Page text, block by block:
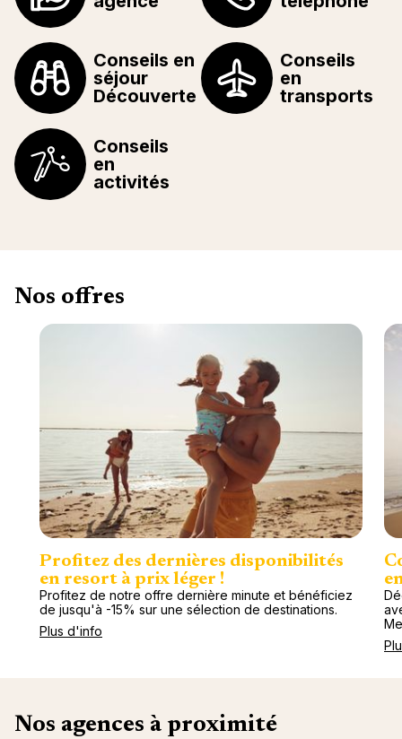
Conseils en
séjour
Découverte
Conseils
en
transports
Conseils
en
activités
Nos offres
Profitez des dernières disponibilités
en resort à prix léger !
Profitez de notre offre dernière minute et bénéficiez
de jusqu'à -15% sur une sélection de destinations.
Plus d'info
Nos agences à proximité